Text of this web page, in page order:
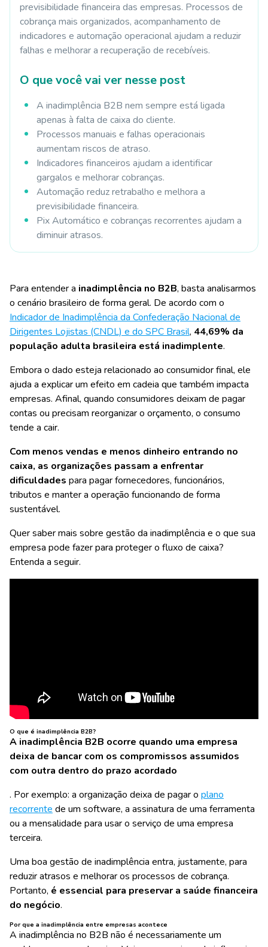
previsibilidade financeira das empresas. Processos de
cobrança mais organizados, acompanhamento de
indicadores e automação operacional ajudam a reduzir
falhas e melhorar a recuperação de recebíveis.
O que você vai ver nesse post
A inadimplência B2B nem sempre está ligada
apenas à falta de caixa do cliente.
Processos manuais e falhas operacionais
aumentam riscos de atraso.
Indicadores financeiros ajudam a identificar
gargalos e melhorar cobranças.
Automação reduz retrabalho e melhora a
previsibilidade financeira.
Pix Automático e cobranças recorrentes ajudam a
diminuir atrasos.
Para entender a inadimplência no B2B, basta analisarmos
o cenário brasileiro de forma geral. De acordo com o
Indicador de Inadimplência da Confederação Nacional de
Dirigentes Lojistas (CNDL) e do SPC Brasil, 44,69% da
população adulta brasileira está inadimplente.
Embora o dado esteja relacionado ao consumidor final, ele
ajuda a explicar um efeito em cadeia que também impacta
empresas. Afinal, quando consumidores deixam de pagar
contas ou precisam reorganizar o orçamento, o consumo
tende a cair.
Com menos vendas e menos dinheiro entrando no
caixa, as organizações passam a enfrentar
dificuldades para pagar fornecedores, funcionários,
tributos e manter a operação funcionando de forma
sustentável.
Quer saber mais sobre gestão da inadimplência e o que sua
empresa pode fazer para proteger o fluxo de caixa?
Entenda a seguir.
O que é inadimplência B2B?
A inadimplência B2B ocorre quando uma empresa
deixa de bancar com os compromissos assumidos
com outra dentro do prazo acordado
. Por exemplo: a organização deixa de pagar o plano
recorrente de um software, a assinatura de uma ferramenta
ou a mensalidade para usar o serviço de uma empresa
terceira.
Uma boa gestão de inadimplência entra, justamente, para
reduzir atrasos e melhorar os processos de cobrança.
Portanto, é essencial para preservar a saúde financeira
do negócio.
Por que a inadimplência entre empresas acontece
A inadimplência no B2B não é necessariamente um